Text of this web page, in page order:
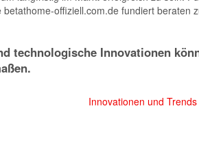
offiziell.com.de fundiert beraten
technologische Innovationen
Innovationen und